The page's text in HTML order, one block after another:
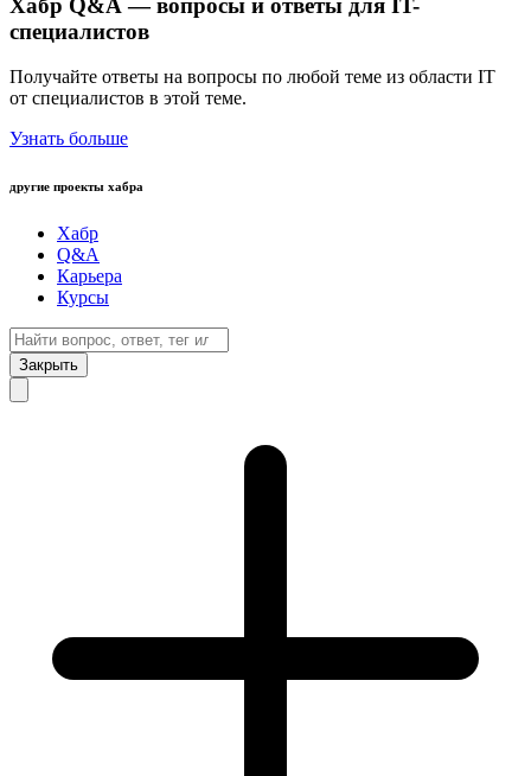
специалистов
Получайте ответы на вопросы по любой теме из области IT
от специалистов в этой теме.
Узнать больше
другие проекты хабра
Хабр
Q&A
Карьера
Курсы
Закрыть